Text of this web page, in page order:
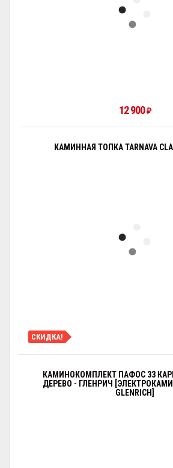
12 900₽
КАМИННАЯ ТОПКА TARNAVA
СКИДКА!
КАМИНОКОМПЛЕКТ ПАФОС 33
ДЕРЕВО - ГЛЕНРИЧ [ЭЛЕКТРОКАМИН
GLENRICH]